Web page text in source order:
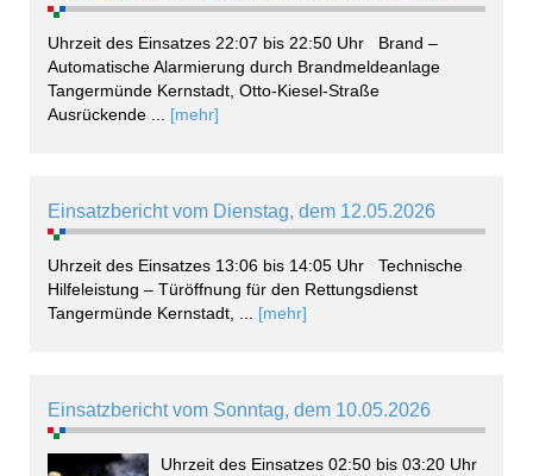
Uhrzeit des Einsatzes 22:07 bis 22:50 Uhr Brand –
Automatische Alarmierung durch Brandmeldeanlage
Tangermünde Kernstadt, Otto-Kiesel-Straße
Ausrückende ... [mehr]
Einsatzbericht vom Dienstag, dem 12.05.2026
Uhrzeit des Einsatzes 13:06 bis 14:05 Uhr Technische
Hilfeleistung – Türöffnung für den Rettungsdienst
Tangermünde Kernstadt, ... [mehr]
Einsatzbericht vom Sonntag, dem 10.05.2026
Uhrzeit des Einsatzes 02:50 bis 03:20 Uhr